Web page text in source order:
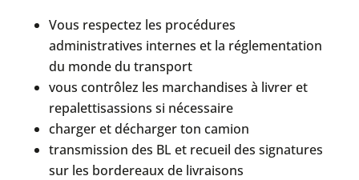
Vous respectez les procédures
administratives internes et la réglementation
du monde du transport
vous contrôlez les marchandises à livrer et
repalettisassions si nécessaire
charger et décharger ton camion
transmission des BL et recueil des signatures
sur les bordereaux de livraisons